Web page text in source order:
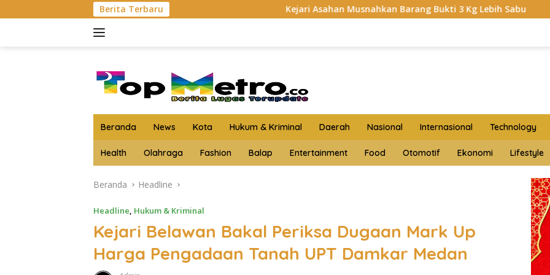
ke
Berita Terbaru Kejari Asahan Musnahkan Barang Bukti 3 Kg Lebih Sabu HKTI Asahan
Beranda News Kota Hukum & Kriminal Daerah Nasional Internasional Technology
Health Olahraga Fashion Balap Entertainment Food Otomotif Ekonomi Lifestyle
Beranda Headline
Headline, Hukum & Kriminal
Kejari Belawan Bakal Periksa Dugaan Mark Up
Harga Pengadaan Tanah UPT Damkar Medan